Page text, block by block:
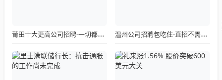
莆田十大更高公司招聘-一切都安排到位 温州公司招聘包吃住-直招不需要交任何钱提供住宿